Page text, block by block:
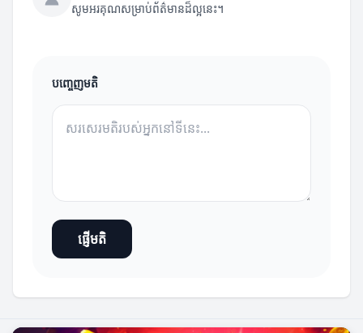
សូមអរគុណសម្រាប់ព័ត៌មានដ៏ល្អនេះ។
បញ្ចេញមតិ
ផ្ញើមតិ